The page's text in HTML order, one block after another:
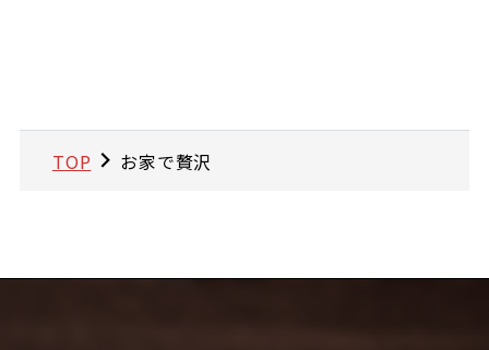
TOP お家で贅沢